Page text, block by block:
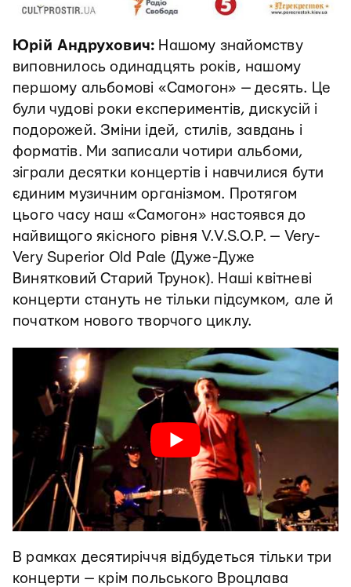
Юрій Андрухович: Нашому знайомству
виповнилось одинадцять років, нашому
першому альбомові «Самогон» — десять. Це
були чудові роки експериментів, дискусій і
подорожей. Зміни ідей, стилів, завдань і
форматів. Ми записали чотири альбоми,
зіграли десятки концертів і навчилися бути
єдиним музичним організмом. Протягом
цього часу наш «Самогон» настоявся до
найвищого якісного рівня V.V.S.O.P. — Very-
Very Superior Old Pale (Дуже-Дуже
Винятковий Старий Трунок). Наші квітневі
концерти стануть не тільки підсумком, але й
початком нового творчого циклу.
В рамках десятиріччя відбудеться тільки три
концерти — крім польського Вроцлава